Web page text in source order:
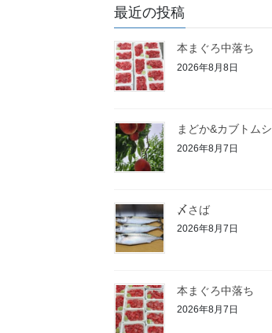
最近の投稿
本まぐろ中落ち
2026年8月8日
まどか&カブトムシ
2026年8月7日
〆さば
2026年8月7日
本まぐろ中落ち
2026年8月7日